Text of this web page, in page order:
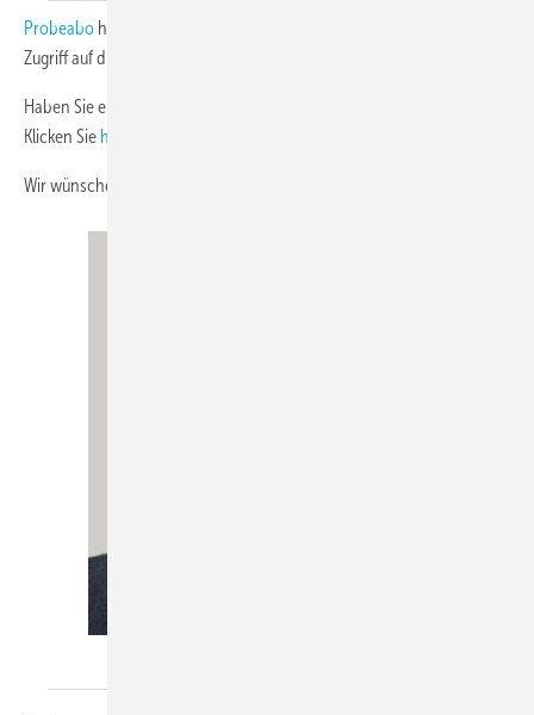
Probeabo haben Sie für die Laufzeit über
Zugriff auf die Inhalte von rund 200 Heftausgaben.
Haben Sie einen Newsletter von uns verpasst? Auch kein Problem!
Klicken Sie hier
Wir wünschen Ihnen viel Spaß beim Lesen.